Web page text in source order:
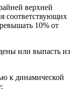
верхней
соответствующих
10% от
или выпасть из
к динамической